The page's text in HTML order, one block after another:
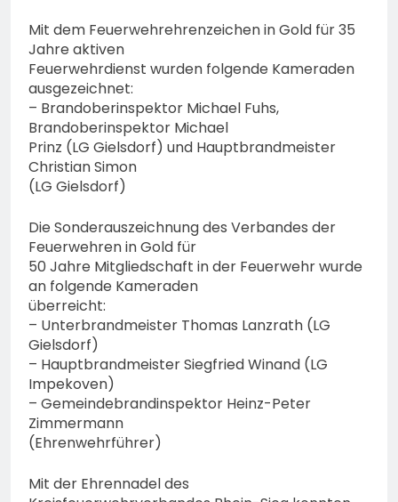
Mit dem Feuerwehrehrenzeichen in Gold für 35
Jahre aktiven
Feuerwehrdienst wurden folgende Kameraden
ausgezeichnet:
– Brandoberinspektor Michael Fuhs,
Brandoberinspektor Michael
Prinz (LG Gielsdorf) und Hauptbrandmeister
Christian Simon
(LG Gielsdorf)
Die Sonderauszeichnung des Verbandes der
Feuerwehren in Gold für
50 Jahre Mitgliedschaft in der Feuerwehr wurde
an folgende Kameraden
überreicht:
– Unterbrandmeister Thomas Lanzrath (LG
Gielsdorf)
– Hauptbrandmeister Siegfried Winand (LG
Impekoven)
– Gemeindebrandinspektor Heinz-Peter
Zimmermann
(Ehrenwehrführer)
Mit der Ehrennadel des